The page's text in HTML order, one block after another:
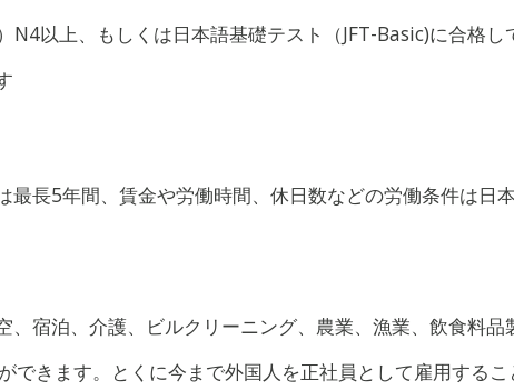
N4以上、もしくは日本語基礎テスト（JFT-Basic)に合格
最長5年間、賃金や労働時間、休日数などの労働条件は日
、宿泊、介護、ビルクリーニング、農業、漁業、飲食料
できます。とくに今まで外国人を正社員として雇用する